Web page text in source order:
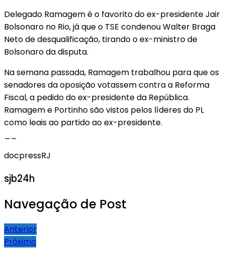
Delegado Ramagem é o favorito do ex-presidente Jair
Bolsonaro no Rio, já que o TSE condenou Walter Braga
Neto de desqualificação, tirando o ex-ministro de
Bolsonaro da disputa.
Na semana passada, Ramagem trabalhou para que os
senadores da oposição votassem contra a Reforma
Fiscal, a pedido do ex-presidente da República.
Ramagem e Portinho são vistos pelos líderes do PL
como leais ao partido ao ex-presidente.
docpressRJ
sjb24h
Navegação de Post
Anterior
Próximo